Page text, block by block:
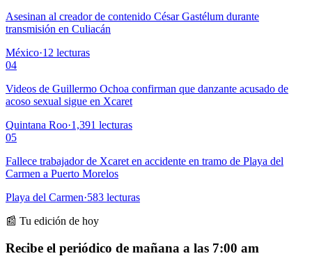
Asesinan al creador de contenido César Gastélum durante
transmisión en Culiacán
México·12 lecturas
04
Videos de Guillermo Ochoa confirman que danzante acusado de
acoso sexual sigue en Xcaret
Quintana Roo·1,391 lecturas
05
Fallece trabajador de Xcaret en accidente en tramo de Playa del
Carmen a Puerto Morelos
Playa del Carmen·583 lecturas
📰 Tu edición de hoy
Recibe el periódico de mañana a las 7:00 am